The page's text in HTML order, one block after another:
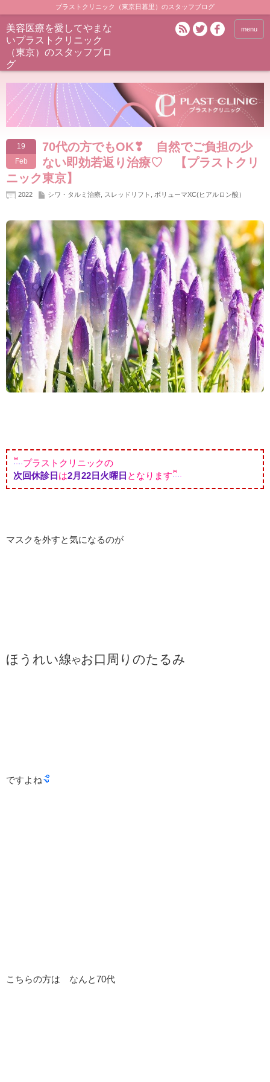
プラストクリニック（東京日暮里）のスタッフブログ
美容医療を愛してやまな
いプラストクリニック
（東京）のスタッフブロ
グ
menu
19
Feb
70代の方でもOK❣ 自然でご負担の少
ない即効若返り治療♡ 【プラストクリ
ニック東京】
2022 シワ・タルミ治療 スレッドリフト ボリューマXC(ヒアルロン酸）
プラストクリニックの
次回休診日 は2月22 日火曜日 となります
マスクを外すと気になるのが
ほうれい線やお口周りのたるみ
ですよね
こちらの方は なんと70代